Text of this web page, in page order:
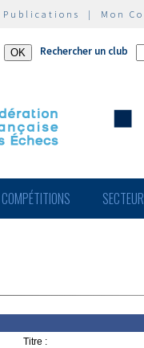
Publications | Mon
Rechercher un club
COMPÉTITIONS
Titre :